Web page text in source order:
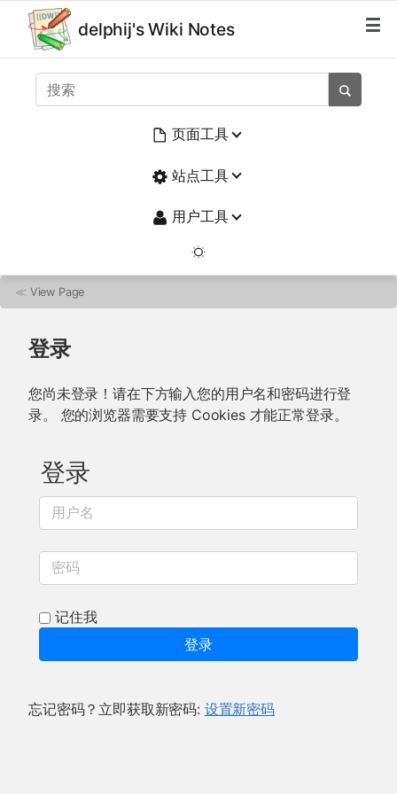
delphij's Wiki Notes
页面工具
站点工具
用户工具
≪ View Page
登录
您尚未登录！请在下方输入您的用户名和密码进行登
录。 您的浏览器需要支持 Cookies 才能正常登录。
登录
用户名
密码
记住我
登录
忘记密码？立即获取新密码: 设置新密码